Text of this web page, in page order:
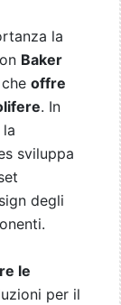
la
Baker
offre
. In
sviluppa
degli
le
per il